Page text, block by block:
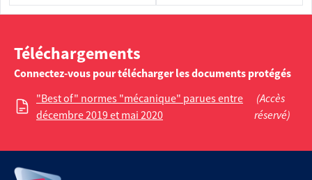
Téléchargements
Connectez-vous pour télécharger les documents protégés
"Best of" normes "mécanique" parues entre
décembre 2019 et mai 2020
(Accès
réservé)